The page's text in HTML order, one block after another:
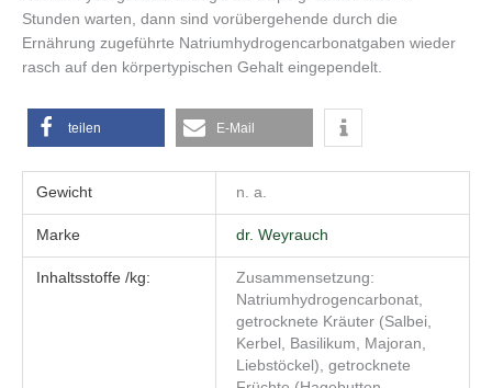
Stunden warten, dann sind vorübergehende durch die
Ernährung zugeführte Natriumhydrogencarbonatgaben wieder
rasch auf den körpertypischen Gehalt eingependelt.
teilen E-Mail
Gewicht n. a.
Marke dr. Weyrauch
Inhaltsstoffe /kg:
Zusammensetzung:
Natriumhydrogencarbonat,
getrocknete Kräuter (Salbei,
Kerbel, Basilikum, Majoran,
Liebstöckel), getrocknete